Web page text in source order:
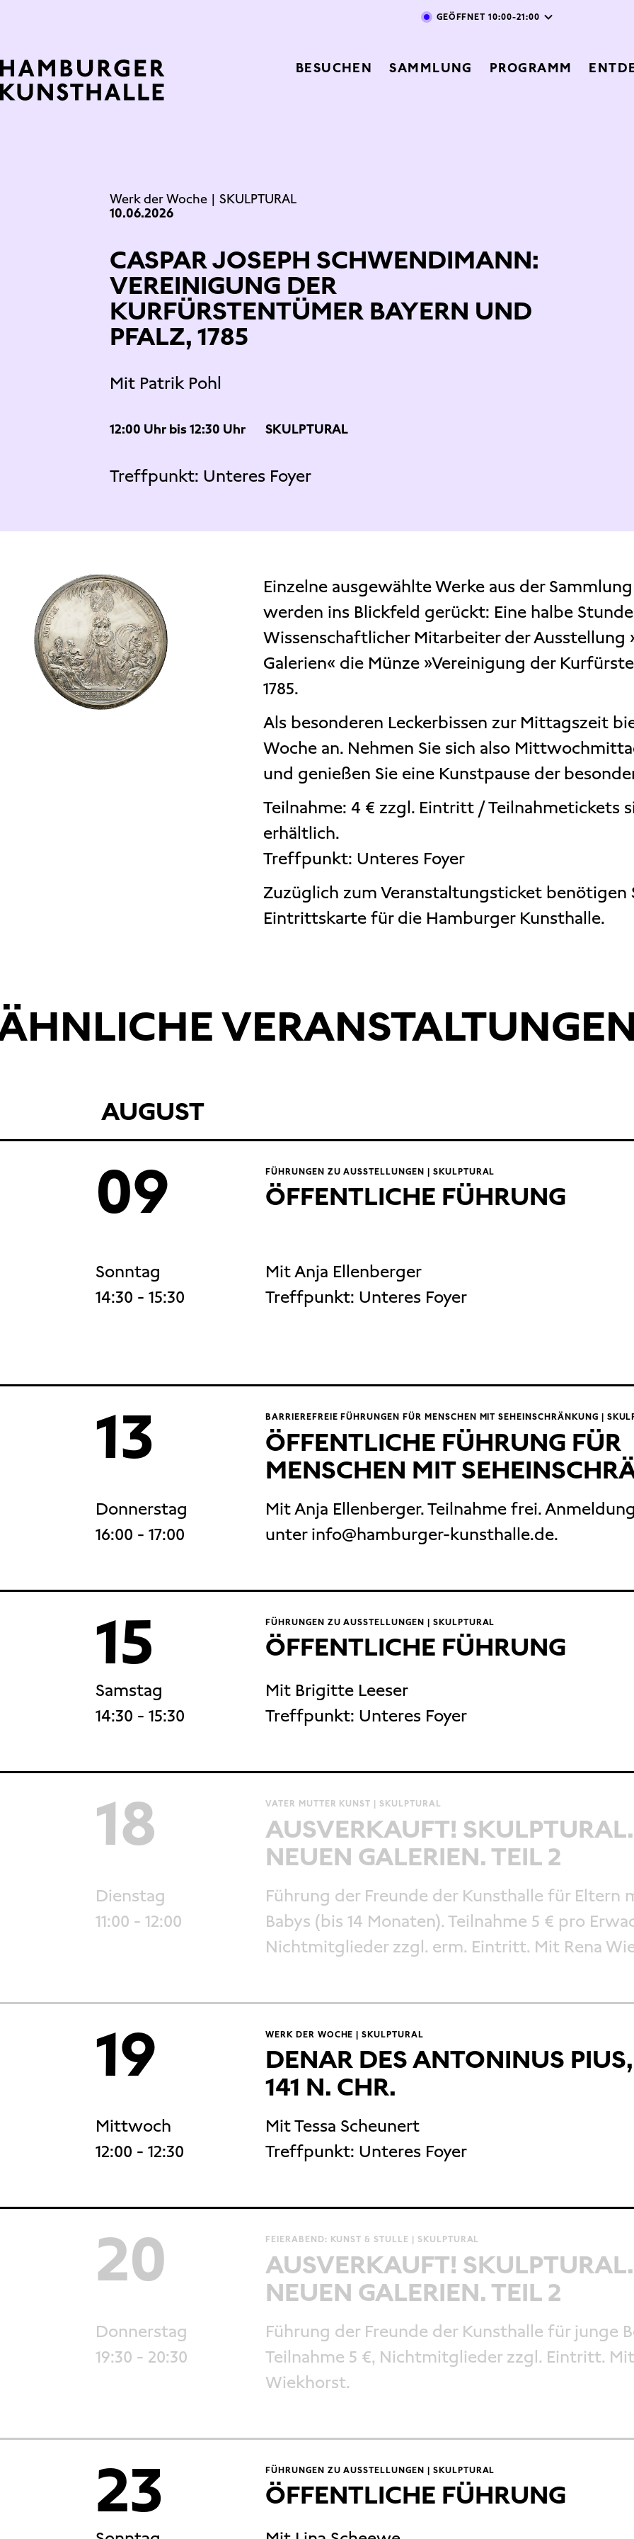
Direkt zum Inhalt
Top Navigation
BESUCHEN SAMMLUNG PROGRAMM
GEÖFFNET 10:00-21:00
Werk der Woche | SKULPTURAL
10.06.2026
CASPAR JOSEPH SCHWENDIMANN:
VEREINIGUNG DER
KURFÜRSTENTÜMER BAYERN UND
PFALZ, 1785
Mit Patrik Pohl
12:00 Uhr bis 12:30 Uhr SKULPTURAL
Treffpunkt: Unteres Foyer
Einzelne ausgewählte Werke aus der
werden ins Blickfeld gerückt: Eine halbe
Wissenschaftlicher Mitarbeiter der Ausstellung
Galerien« die Münze »Vereinigung der
1785.
Als besonderen Leckerbissen zur Mittagszeit
Woche an. Nehmen Sie sich also
und genießen Sie eine Kunstpause der
Teilnahme: 4 € zzgl. Eintritt / Teilnahmetickets
erhältlich.
Treffpunkt: Unteres Foyer
Zuzüglich zum Veranstaltungsticket benötigen
Eintrittskarte für die Hamburger Kunsthalle.
AUGUST
09
Sonntag
14:30 - 15:30
FÜHRUNGEN ZU AUSSTELLUNGEN | SKULPTURAL
ÖFFENTLICHE FÜHRUNG
Mit Anja Ellenberger
Treffpunkt: Unteres Foyer
13
Donnerstag
16:00 - 17:00
BARRIEREFREIE FÜHRUNGEN FÜR MENSCHEN MIT SEHEINSCHRÄNKUNG |
ÖFFENTLICHE FÜHRUNG FÜR
MENSCHEN MIT
Mit Anja Ellenberger. Teilnahme frei.
unter info@hamburger-kunsthalle.de.
15
Samstag
14:30 - 15:30
FÜHRUNGEN ZU AUSSTELLUNGEN | SKULPTURAL
ÖFFENTLICHE FÜHRUNG
Mit Brigitte Leeser
Treffpunkt: Unteres Foyer
18
Dienstag
11:00 - 12:00
VATER MUTTER KUNST | SKULPTURAL
AUSVERKAUFT!
NEUEN GALERIEN. TEIL 2
Führung der Freunde der Kunsthalle für Eltern
Babys (bis 14 Monaten). Teilnahme 5 € pro
Nichtmitglieder zzgl. erm. Eintritt. Mit Rena
19
Mittwoch
12:00 - 12:30
WERK DER WOCHE | SKULPTURAL
DENAR DES ANTONINUS
141 N. CHR.
Mit Tessa Scheunert
Treffpunkt: Unteres Foyer
20
Donnerstag
19:30 - 20:30
FEIERABEND: KUNST & STULLE | SKULPTURAL
AUSVERKAUFT!
NEUEN GALERIEN. TEIL 2
Führung der Freunde der Kunsthalle für junge
Teilnahme 5 €, Nichtmitglieder zzgl. Eintritt.
Wiekhorst.
23 FÜHRUNGEN ZU AUSSTELLUNGEN | SKULPTURAL
ÖFFENTLICHE FÜHRUNG